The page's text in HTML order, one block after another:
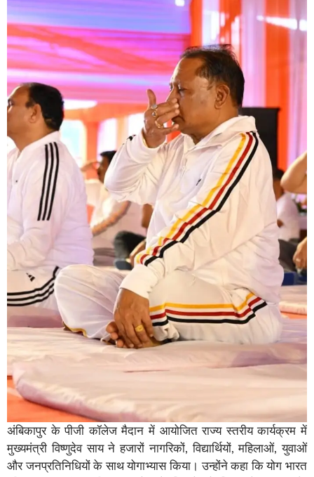
अंबिकापुर के पीजी कॉलेज मैदान में आयोजित राज्य स्तरीय कार्यक्रम में
मुख्यमंत्री विष्णुदेव साय ने हजारों नागरिकों, विद्यार्थियों, महिलाओं, युवाओं
और जनप्रतिनिधियों के साथ योगाभ्यास किया। उन्होंने कहा कि योग भारत